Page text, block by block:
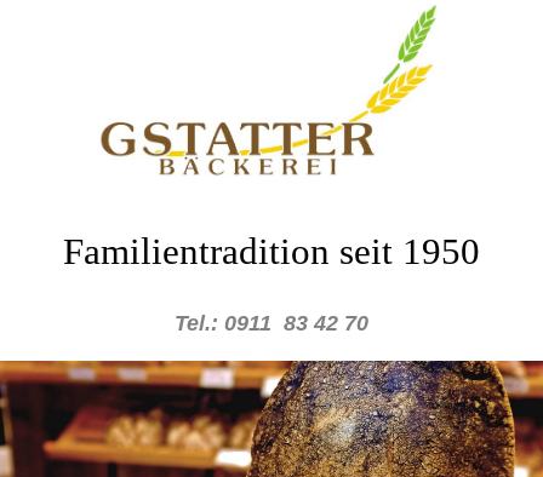
Familientradition seit 1950
Tel.: 0911 83 42 70